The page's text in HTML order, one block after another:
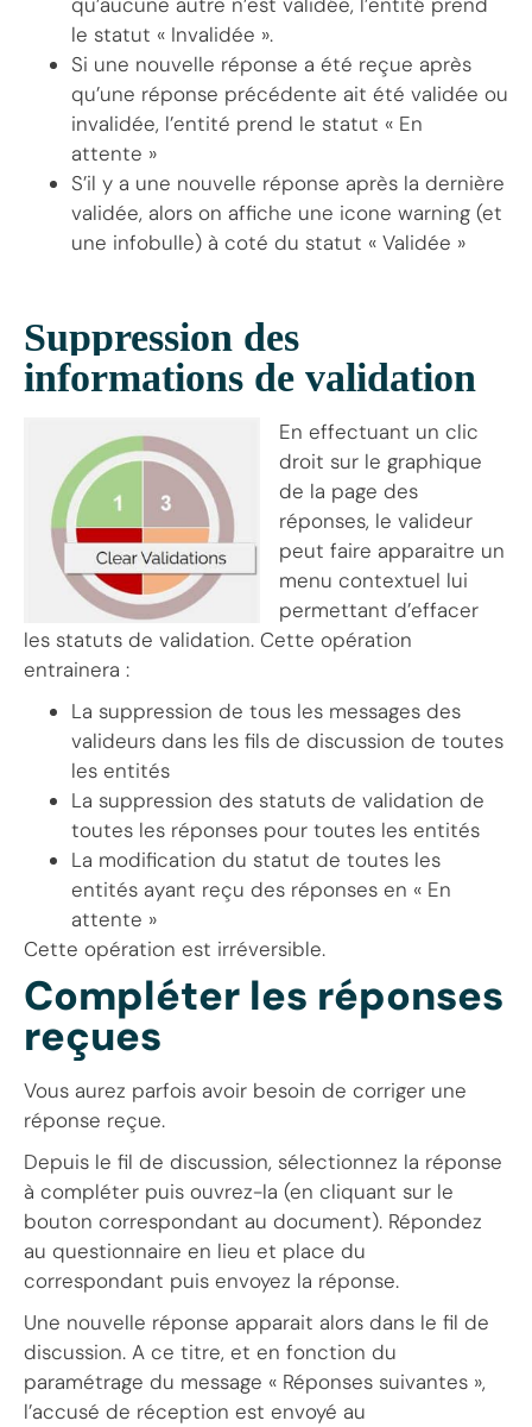
le statut « Invalidée ».
Si une nouvelle réponse a été reçue après
qu’une réponse précédente ait été validée ou
invalidée, l’entité prend le statut « En
attente »
S’il y a une nouvelle réponse après la dernière
validée, alors on affiche une icone warning (et
une infobulle) à coté du statut « Validée »
Suppression des
informations de validation
En effectuant un clic
droit sur le graphique
de la page des
réponses, le valideur
peut faire apparaitre un
menu contextuel lui
permettant d’effacer
les statuts de validation. Cette opération
entrainera :
La suppression de tous les messages des
valideurs dans les fils de discussion de toutes
les entités
La suppression des statuts de validation de
toutes les réponses pour toutes les entités
La modification du statut de toutes les
entités ayant reçu des réponses en « En
attente »
Cette opération est irréversible.
Compléter les réponses
reçues
Vous aurez parfois avoir besoin de corriger une
réponse reçue.
Depuis le fil de discussion, sélectionnez la réponse
à compléter puis ouvrez-la (en cliquant sur le
bouton correspondant au document). Répondez
au questionnaire en lieu et place du
correspondant puis envoyez la réponse.
Une nouvelle réponse apparait alors dans le fil de
discussion. A ce titre, et en fonction du
paramétrage du message « Réponses suivantes »,
l’accusé de réception est envoyé au